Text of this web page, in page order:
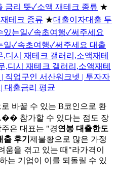
금리 뜻✓소액 재테크 종류 ★
테크 종류 ★대출이자대출 투
있는일✓속초여행✓써주세요
일✓속초여행✓써주세요 대출
디시 재테크 갤러리,소액재테
,디시 재테크 갤러리,소액재테
직업구인 서산워크넷 | 투자자
대출금리 평균
바꿀 수 있는 B코인으로 환
참가할 수 있다는 점도 장
은 대표는 "경연봉 대출한도
후기 제불황으로 많은 가정
움을 겪고 있는 때"라가격이
는 기업이 이를 되돌릴 수 있